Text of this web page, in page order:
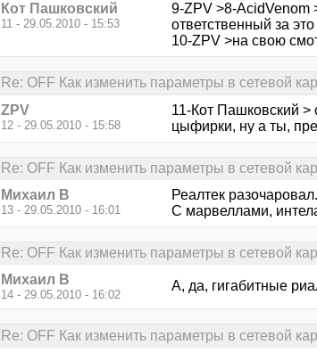
Кот Пашковский
11 - 29.05.2010 - 15:53
9-ZPV >8-AcidVenom
ответственный за
10-ZPV >на свою
Re: OFF Как изменить параметры в сетевой
ZPV
12 - 29.05.2010 - 15:58
11-Кот Пашковский >
цыфирки, ну а ты,
Re: OFF Как изменить параметры в сетевой
Михаил В
13 - 29.05.2010 - 16:01
Реалтек
С марвеллами,
Re: OFF Как изменить параметры в сетевой
Михаил В
14 - 29.05.2010 - 16:02
А, да, гигабитные
Re: OFF Как изменить параметры в сетевой